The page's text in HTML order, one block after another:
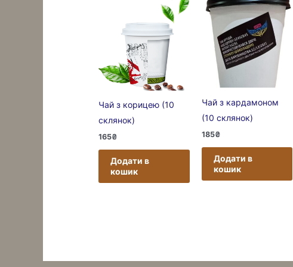
Чай з корицею (10
склянок)
165₴
Додати в
кошик
Чай з кардамоном
(10 склянок)
185₴
Додати в
кошик